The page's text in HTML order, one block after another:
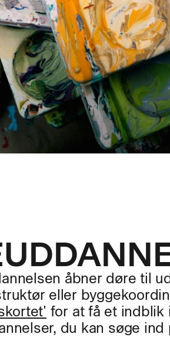
åbner døre til
eller
for at få et indblik
du kan søge ind